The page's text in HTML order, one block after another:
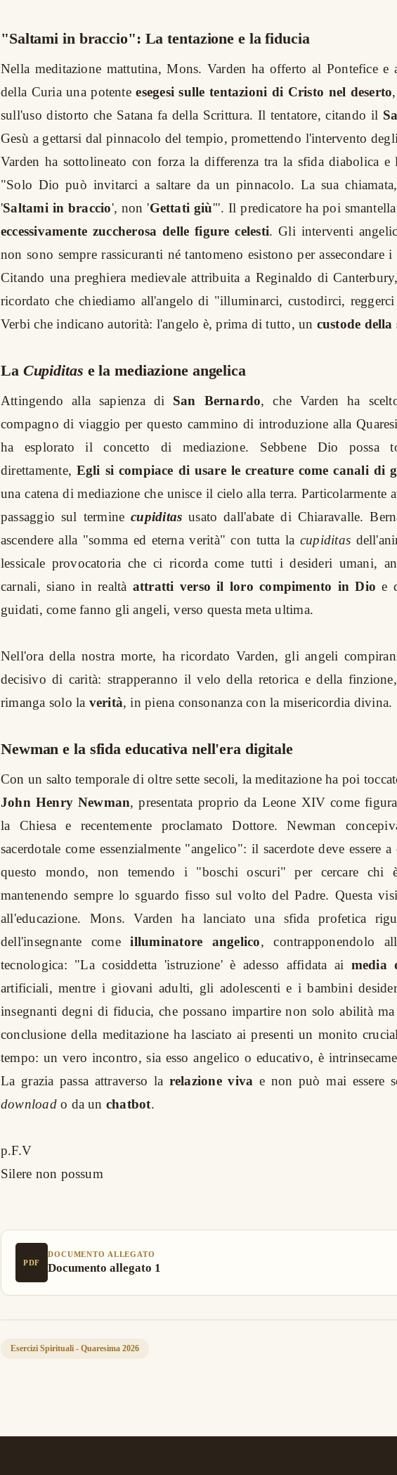
"Saltami in braccio": La tentazione e la fiducia
Nella meditazione mattutina, Mons. Varden ha offerto al Pontefice e
della Curia una potenteesegesi sulle tentazioni di Cristo nel deserto
sull'uso distorto che Satana fa della Scrittura. Il tentatore, citando il
Gesù a gettarsi dal pinnacolo del tempio, promettendo l'intervento
Varden ha sottolineato con forza la differenza tra la sfida diabolica
"Solo Dio può invitarci a saltare da un pinnacolo. La sua
'Saltami in braccio', non 'Gettati giù'". Il predicatore ha poi
eccessivamente zuccherosa delle figure celesti. Gli interventi
non sono sempre rassicuranti né tantomeno esistono per assecondare
Citando una preghiera medievale attribuita a Reginaldo di
ricordato che chiediamo all'angelo di "illuminarci, custodirci,
Verbi che indicano autorità: l'angelo è, prima di tutto, un custode
La Cupiditas e la mediazione angelica
Attingendo alla sapienza di San Bernardo, che Varden ha
compagno di viaggio per questo cammino di introduzione alla
ha esplorato il concetto di mediazione. Sebbene Dio possa
direttamente, Egli si compiace di usare le creature come canali di
una catena di mediazione che unisce il cielo alla terra. Particolarmente
passaggio sul terminecupiditas usato dall'abate di Chiaravalle.
ascendere alla "somma ed eterna verità" con tutta lacupiditas
lessicale provocatoria che ci ricorda come tutti i desideri umani,
carnali, siano in realtà attratti verso il loro compimento in Dio e
guidati, come fanno gli angeli, verso questa meta ultima.
Nell'ora della nostra morte, ha ricordato Varden, gli angeli
decisivo di carità: strapperanno il velo della retorica e della
rimanga solo la verità, in piena consonanza con la misericordia divina.
Newman e la sfida educativa nell'era digitale
Con un salto temporale di oltre sette secoli, la meditazione ha poi
John Henry Newman, presentata proprio da Leone XIV come
la Chiesa e recentemente proclamato Dottore. Newman
sacerdotale come essenzialmente "angelico": il sacerdote deve essere
questo mondo, non temendo i "boschi oscuri" per cercare chi
mantenendo sempre lo sguardo fisso sul volto del Padre. Questa
all'educazione. Mons. Varden ha lanciato una sfida profetica
dell'insegnante comeilluminatore angelico, contrapponendolo
tecnologica: "La cosiddetta 'istruzione' è adesso affidata ai media
artificiali, mentre i giovani adulti, gli adolescenti e i bambini
insegnanti degni di fiducia, che possano impartire non solo abilità
conclusione della meditazione ha lasciato ai presenti un monito
tempo: un vero incontro, sia esso angelico o educativo, è
La grazia passa attraverso la relazione viva e non può mai essere
downloado da un chatbot.
p.F.V
Silere non possum
PDF
DOCUMENTO ALLEGATO
Documento allegato 1
Esercizi Spirituali - Quaresima 2026